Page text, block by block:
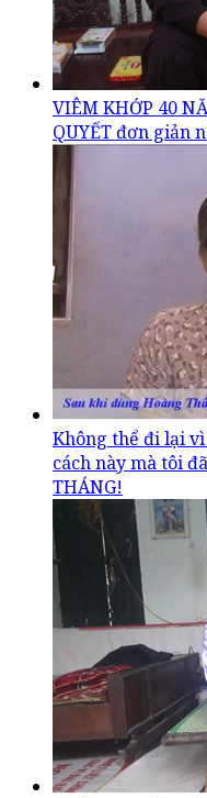
VIÊM KHỚP 40
QUYẾT đơn giản
Không thể đi lại vì
cách này mà tôi
THÁNG!